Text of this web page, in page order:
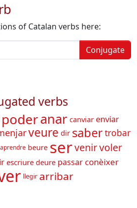
of Catalan verbs here:
Conjugate
verbs
poderanar canviar enviar
veure dir sabertrobar
aprendre beure servenirvoler
escriure deure passar conèixer
llegir arribar